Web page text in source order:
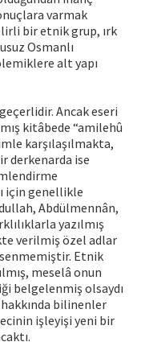
varmak
bir etnik grup, ırk
Osmanlı
alt yapı
Ancak eseri
kitâbede “amilehû
karşılaşılmakta,
derkenarda ise
için genellikle
Abdülmennân,
yazılmış
verilmiş özel adlar
Etnik
meselâ onun
belgelenmiş olsaydı
bilinenler
işleyişi yeni bir